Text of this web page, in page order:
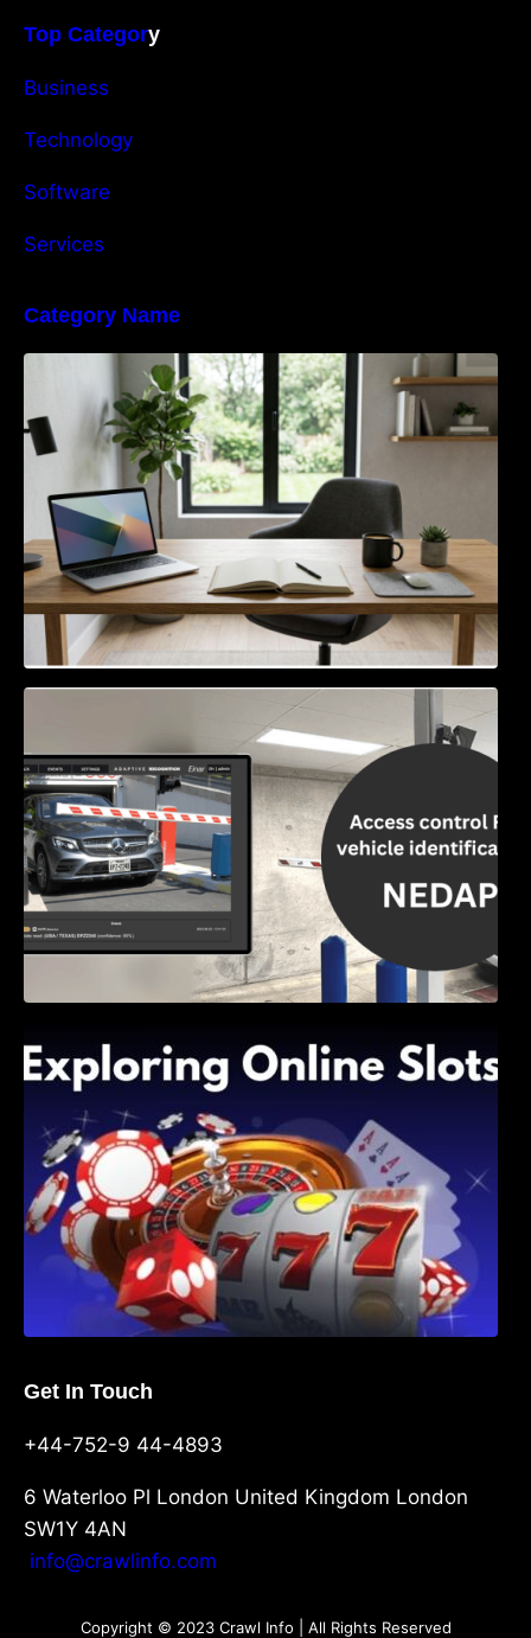
Top Category
Business
Technology
Software
Services
Category Name
Navigating the EU Packaging Waste
Regulation: What Businesses Need to Know
Access Control & Vehicle Identification: How
to Choose the Right Solution
Shave, and Second
Get In Touch
+44-752-9 44-4893
6 Waterloo Pl London United Kingdom London
SW1Y 4AN
info@crawlinfo.com
Copyright © 2023 Crawl Info | All Rights Reserved